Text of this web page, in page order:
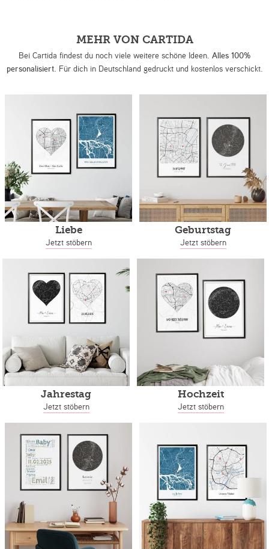
MEHR VON CARTIDA
Bei Cartida findest du noch viele weitere schöne Ideen. Alles 100%
personalisiert. Für dich in Deutschland gedruckt und kostenlos verschickt.
Liebe
Jetzt stöbern
Geburtstag
Jetzt stöbern
Jahrestag
Jetzt stöbern
Hochzeit
Jetzt stöbern